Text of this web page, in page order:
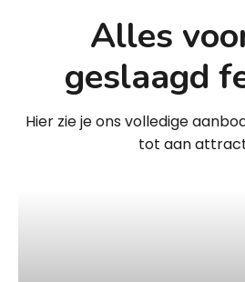
Alles
geslaagd
Hier zie je ons volledige
tot aan